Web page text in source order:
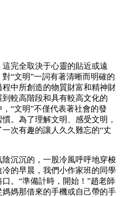
完全取決于心靈的貼近或遠
“文明”一詞有著清晰而明確的
中所創造的物質財富和精神財
較高階段和具有較高文化的
“文明”不僅代表著社會的發
。為了理解文明、感受文明，
次有趣的讓人久久難忘的“丈
沉沉的，一股冷風呼呼地穿梭
的早晨，我們小作家班的同學
。“準備計時，開始！”趙老師
媽那借來的手機或自己帶的手